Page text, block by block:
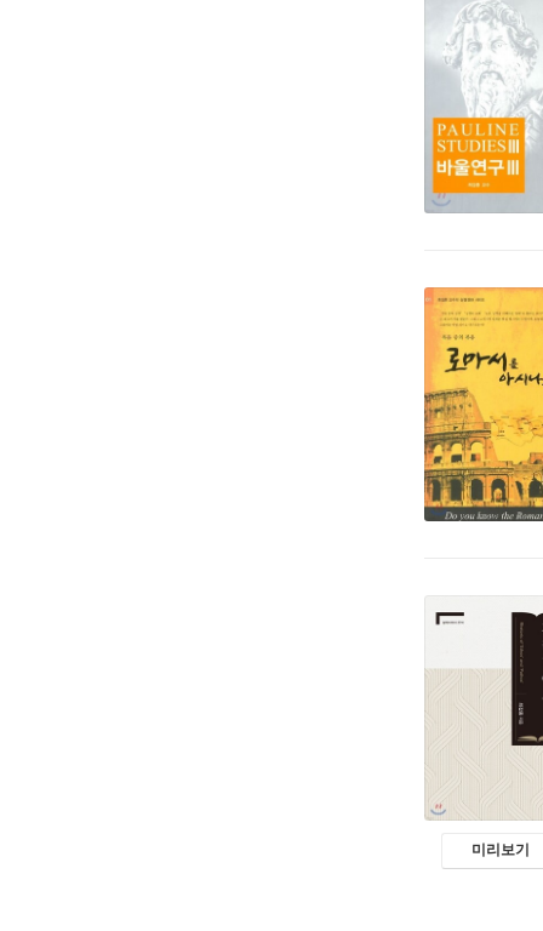
미리보기